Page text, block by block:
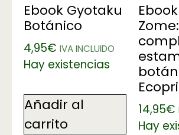
Ebook Gyotaku
Botánico
4,95€ IVA INCLUIDO
Hay existencias
Añadir al
carrito
14,95€
Hay